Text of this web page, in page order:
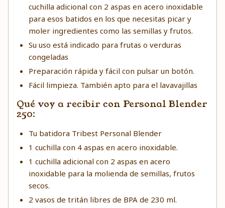
cuchilla adicional con 2 aspas en acero inoxidable
para esos batidos en los que necesitas picar y
moler ingredientes como las semillas y frutos.
Su uso está indicado para frutas o verduras
congeladas
Preparación rápida y fácil con pulsar un botón.
Fácil limpieza. También apto para el lavavajillas
Qué voy a recibir con Personal Blender
250:
Tu batidora Tribest Personal Blender
1 cuchilla con 4 aspas en acero inoxidable.
1 cuchilla adicional con 2 aspas en acero
inoxidable para la molienda de semillas, frutos
secos.
2 vasos de tritán libres de BPA de 230 ml.